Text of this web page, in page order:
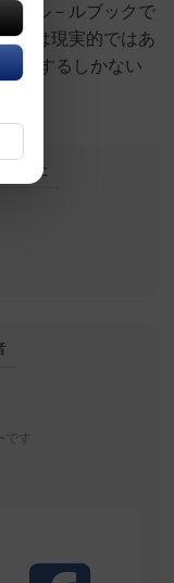
版ル－ルブックで
のは現実的ではあ
慢するしかない
ました
す